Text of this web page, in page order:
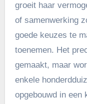
groeit haar
of samenwerking
goede keuzes te
toenemen. Het
gemaakt, maar
enkele
opgebouwd in een